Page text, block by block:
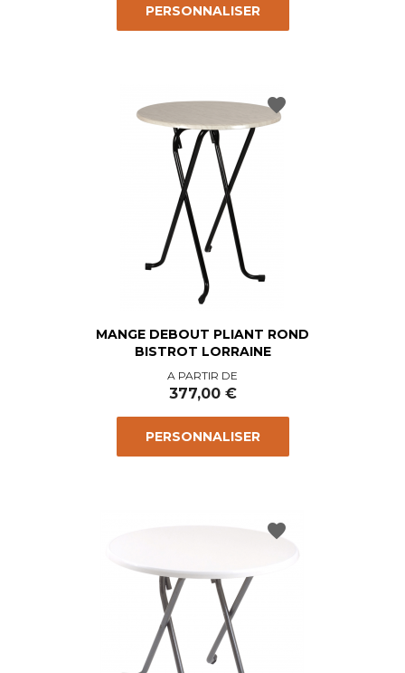
PERSONNALISER
MANGE DEBOUT PLIANT ROND
BISTROT LORRAINE
Prix
A PARTIR DE
377,00 €
PERSONNALISER
favorite
favorite